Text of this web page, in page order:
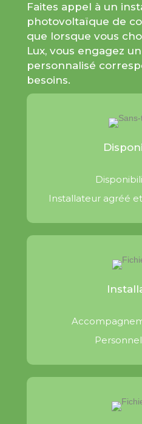
Faites appel à un
photovoltaïque de
que lorsque vous
Lux, vous engagez
personnalisé
besoins.
Installateur agréé